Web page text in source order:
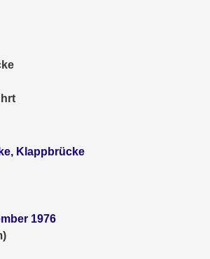
Klappbrücke
1976